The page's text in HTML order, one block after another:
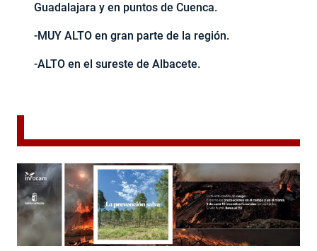
Guadalajara y en puntos de Cuenca.
-MUY ALTO en gran parte de la región.
-ALTO en el sureste de Albacete.